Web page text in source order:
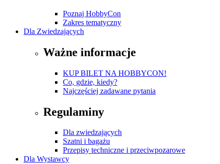
Poznaj HobbyCon
Zakres tematyczny
Dla Zwiedzających
Ważne informacje
KUP BILET NA HOBBYCON!
Co, gdzie, kiedy?
Najczęściej zadawane pytania
Regulaminy
Dla zwiedzających
Szatni i bagażu
Przepisy techniczne i przeciwpozarowe
Dla Wystawcy